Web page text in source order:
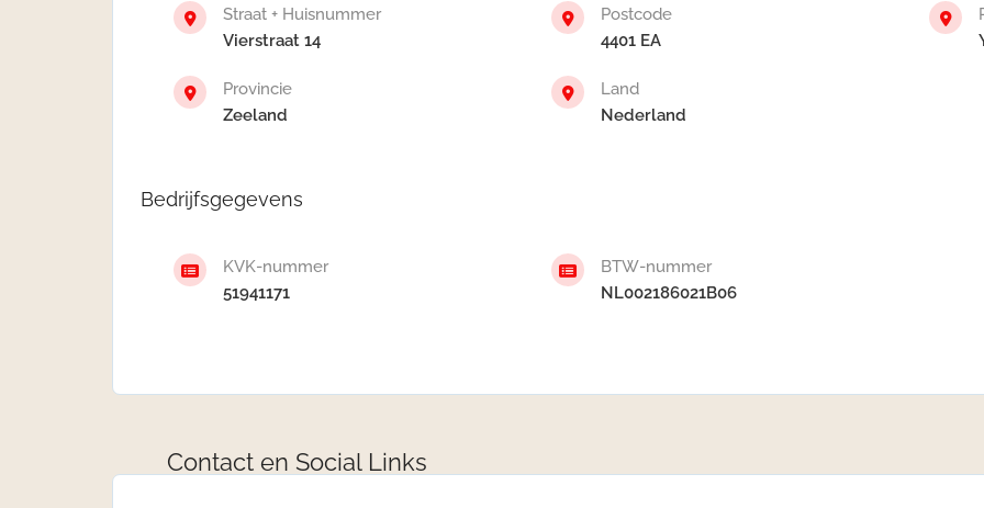
Straat + Huisnummer
Vierstraat 14
Postcode
4401 EA
Provincie
Zeeland
Land
Nederland
Bedrijfsgegevens
KVK-nummer
51941171
BTW-nummer
NL002186021B06
Contact en Social Links